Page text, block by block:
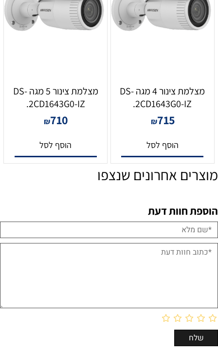
מצלמת צינור 4 מגה DS-
2CD1643G0-IZ.
₪715
הוסף לסל
מצלמת צינור 5 מגה DS-
2CD1643G0-IZ.
₪710
הוסף לסל
מוצרים אחרונים שנצפו
הוספת חוות דעת